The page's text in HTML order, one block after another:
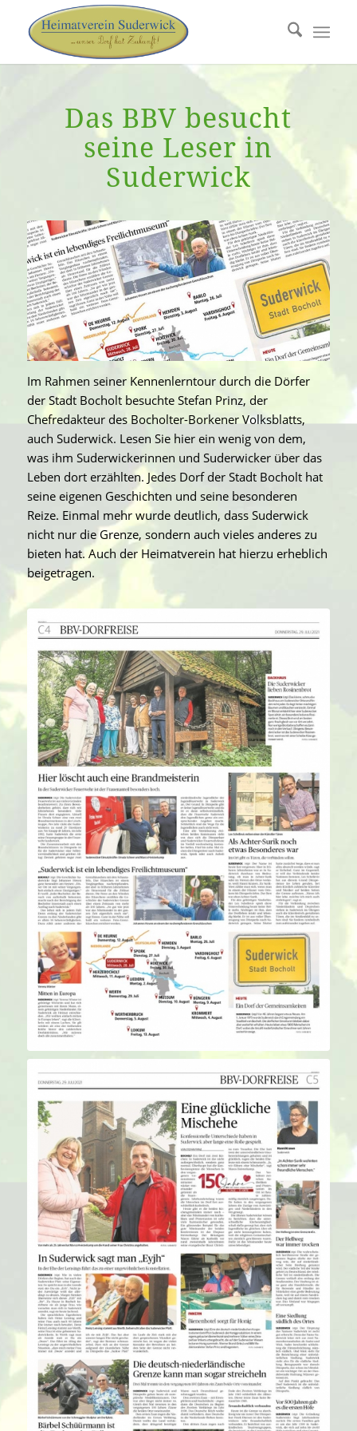
Das BBV besucht
seine Leser in
Suderwick
Im Rahmen seiner Kennenlerntour durch die Dörfer
der Stadt Bocholt besuchte Stefan Prinz, der
Chefredakteur des Bocholter-Borkener Volksblatts,
auch Suderwick. Lesen Sie hier ein wenig von dem,
was ihm Suderwickerinnen und Suderwicker über das
Leben dort erzählten. Jedes Dorf der Stadt Bocholt hat
seine eigenen Geschichten und seine besonderen
Reize. Einmal mehr wurde deutlich, dass Suderwick
nicht nur die Grenze, sondern auch vieles anderes zu
bieten hat. Auch der Heimatverein hat hierzu erheblich
beigetragen.